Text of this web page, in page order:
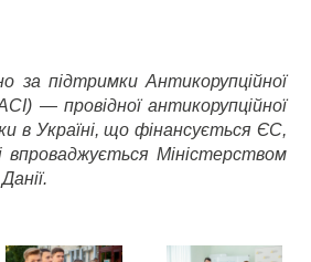
за підтримки Антикорупційної
— провідної антикорупційної
в Україні, що фінансується ЄС,
впроваджується Міністерством